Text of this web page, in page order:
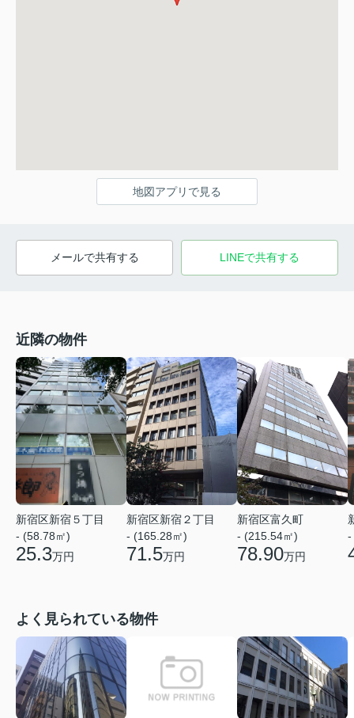
地図アプリで見る
メールで共有する LINEで共有する
近隣の物件
新宿区新宿５丁目
- (58.78㎡)
25.3万円
新宿区新宿２丁目
- (165.28㎡)
71.5万円
新宿区富久町
- (215.54㎡)
78.90万円
-
よく見られている物件